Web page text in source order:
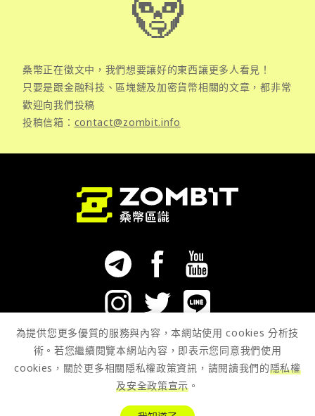
桑幣正在徵文中，我們想要讓好的東西讓更多人看見！
只要是跟金融科技、區塊鏈及加密貨幣相關的文章，都非常
歡迎向我們投稿
投稿信箱： contact@zombit.info
快訊
專欄
最新
為提供您更多優質的服務與內容，本網站使用 cookies 分析技
術。若您繼續閱覽本網站內容，即表示您同意我們使用
cookies，關於更多相關隱私權政策資訊，請閱讀我們的隱私權
及安全政策宣示 。